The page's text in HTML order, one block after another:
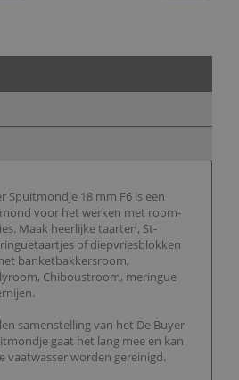
Spuitmondje 18 mm F6 is een
voor het werken met room-
Maak heerlijke taarten, St-
of diepvriesblokken
banketbakkersroom,
Chiboustroom, meringue
samenstelling van het De Buyer
gaat het lang mee en kan
vaatwasser worden gereinigd.